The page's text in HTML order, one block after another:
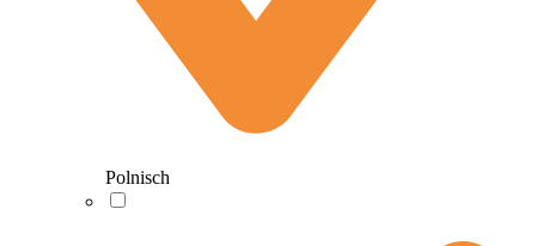
Polnisch